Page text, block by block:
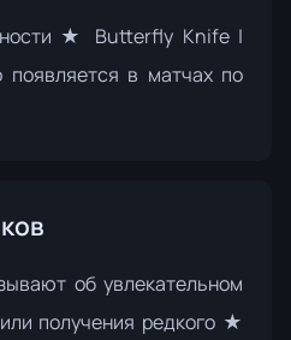
★ Butterfly Knife |
появляется в матчах по
об увлекательном
получения редкого ★